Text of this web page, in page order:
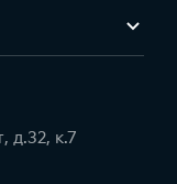
д.32, к.7